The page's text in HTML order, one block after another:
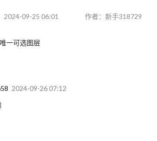
2024-09-25 06:01 作者：新手318729
一可选图层
2024-09-26 07:12